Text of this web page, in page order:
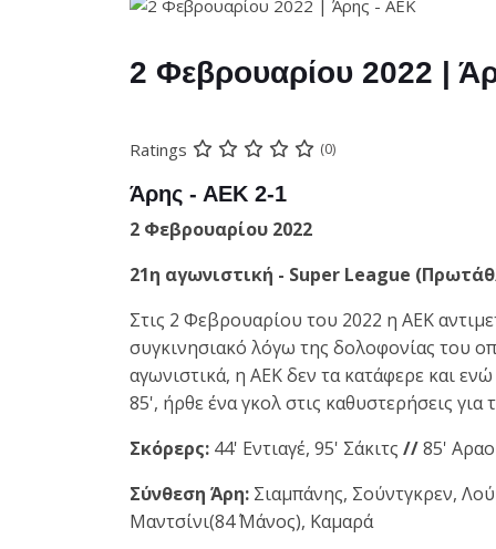
2 Φεβρουαρίου 2022 |
Ratings (0)
Άρης - ΑΕΚ 2-1
2 Φεβρουαρίου 2022
21η αγωνιστική - Super League
Στις 2 Φεβρουαρίου του 2022 η ΑΕΚ
συγκινησιακό λόγω της δολοφονίας του
αγωνιστικά, η ΑΕΚ δεν τα κατάφερε και
85', ήρθε ένα γκολ στις καθυστερήσεις για
Σκόρερς: 44' Εντιαγέ, 95' Σάκιτς //85'
Σύνθεση Άρη: Σιαμπάνης, Σούντγκρεν,
Μαντσίνι(84΄ Μάνος), Καμαρά